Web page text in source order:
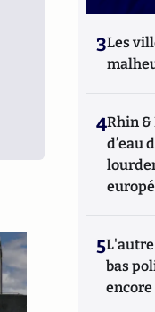
3Les
4Rhin &
d’eau
5
bas